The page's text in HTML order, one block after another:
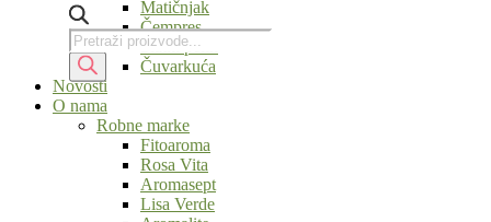
Products
search
Matičnjak
Čempres
Slatki pelin
Čuvarkuća
Novosti
O nama
Robne marke
Fitoaroma
Rosa Vita
Aromasept
Lisa Verde
Products
search